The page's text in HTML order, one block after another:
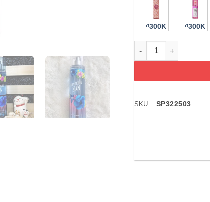
₫300K ₫300K
Xịt thơm Bath &
SKU: SP322503